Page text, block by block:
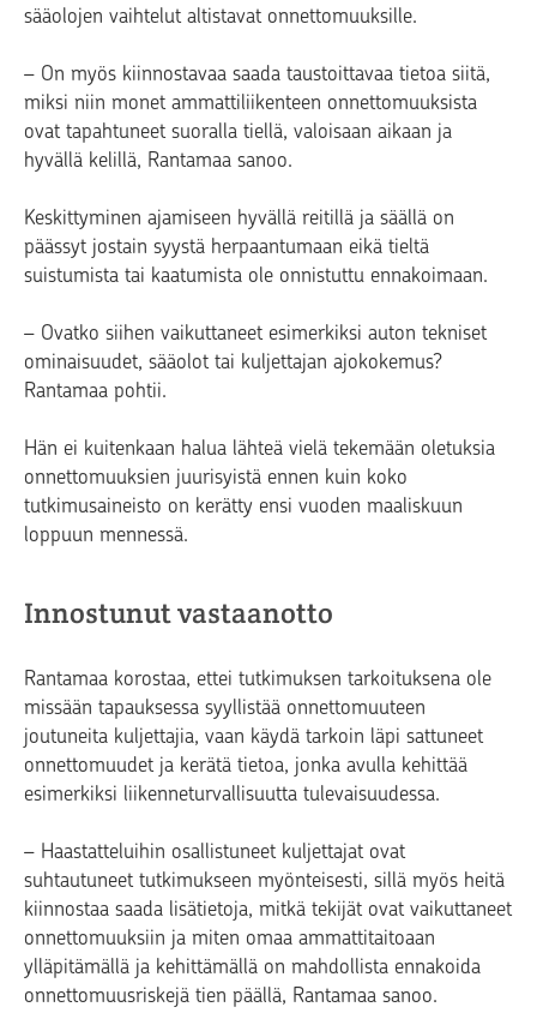
sääolojen vaihtelut altistavat onnettomuuksille.
– On myös kiinnostavaa saada taustoittavaa tietoa siitä,
miksi niin monet ammattiliikenteen onnettomuuksista
ovat tapahtuneet suoralla tiellä, valoisaan aikaan ja
hyvällä kelillä, Rantamaa sanoo.
Keskittyminen ajamiseen hyvällä reitillä ja säällä on
päässyt jostain syystä herpaantumaan eikä tieltä
suistumista tai kaatumista ole onnistuttu ennakoimaan.
– Ovatko siihen vaikuttaneet esimerkiksi auton tekniset
ominaisuudet, sääolot tai kuljettajan ajokokemus?
Rantamaa pohtii.
Hän ei kuitenkaan halua lähteä vielä tekemään oletuksia
onnettomuuksien juurisyistä ennen kuin koko
tutkimusaineisto on kerätty ensi vuoden maaliskuun
loppuun mennessä.
Innostunut vastaanotto
Rantamaa korostaa, ettei tutkimuksen tarkoituksena ole
missään tapauksessa syyllistää onnettomuuteen
joutuneita kuljettajia, vaan käydä tarkoin läpi sattuneet
onnettomuudet ja kerätä tietoa, jonka avulla kehittää
esimerkiksi liikenneturvallisuutta tulevaisuudessa.
– Haastatteluihin osallistuneet kuljettajat ovat
suhtautuneet tutkimukseen myönteisesti, sillä myös heitä
kiinnostaa saada lisätietoja, mitkä tekijät ovat vaikuttaneet
onnettomuuksiin ja miten omaa ammattitaitoaan
ylläpitämällä ja kehittämällä on mahdollista ennakoida
onnettomuusriskejä tien päällä, Rantamaa sanoo.